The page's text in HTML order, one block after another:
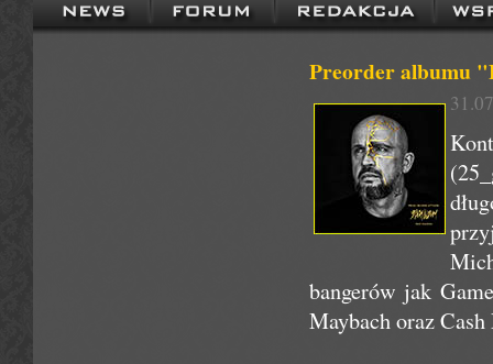
Preorder albumu
bangerów jak
Maybach oraz Cash